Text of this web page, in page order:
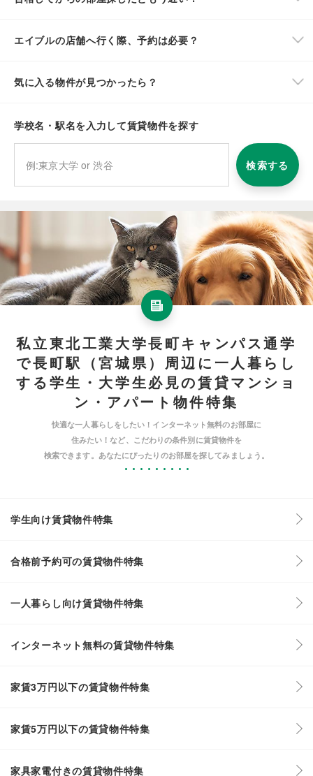
エイブルの店舗へ行く際、予約は必要？
気に入る物件が見つかったら？
学校名・駅名を入力して賃貸物件を探す
検索する
私立東北工業大学長町キャンパス通学
で長町駅（宮城県）周辺に一人暮らし
する学生・大学生必見の賃貸マンショ
ン・アパート物件特集
快適な一人暮らしをしたい！インターネット無料のお部屋に
住みたい！など、こだわりの条件別に賃貸物件を
検索できます。あなたにぴったりのお部屋を探してみましょう。
学生向け賃貸物件特集
合格前予約可の賃貸物件特集
一人暮らし向け賃貸物件特集
インターネット無料の賃貸物件特集
家賃3万円以下の賃貸物件特集
家賃5万円以下の賃貸物件特集
家具家電付きの賃貸物件特集